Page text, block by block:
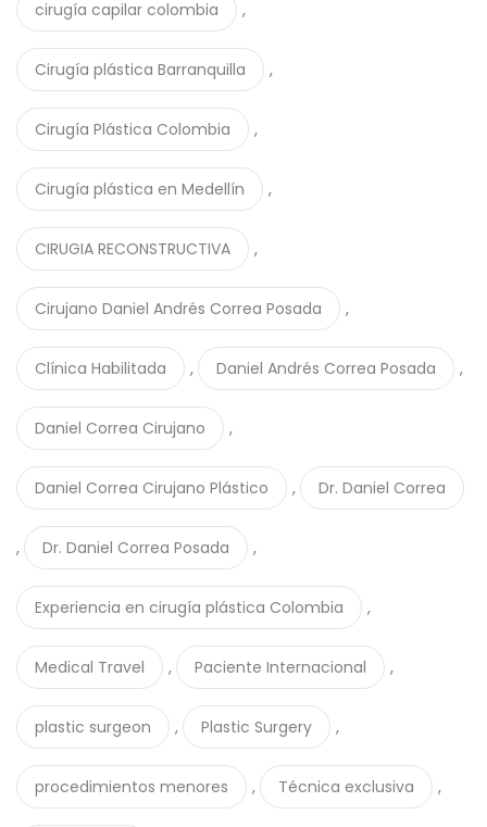
cirugía capilar colombia ,
Cirugía plástica Barranquilla ,
Cirugía Plástica Colombia ,
Cirugía plástica en Medellín ,
CIRUGIA RECONSTRUCTIVA ,
Cirujano Daniel Andrés Correa Posada ,
Clínica Habilitada , Daniel Andrés Correa Posada ,
Daniel Correa Cirujano ,
Daniel Correa Cirujano Plástico , Dr. Daniel Correa
, Dr. Daniel Correa Posada ,
Experiencia en cirugía plástica Colombia ,
Medical Travel , Paciente Internacional ,
plastic surgeon , Plastic Surgery ,
procedimientos menores , Técnica exclusiva ,